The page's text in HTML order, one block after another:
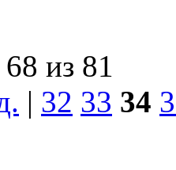
из 81
| 32 33 34